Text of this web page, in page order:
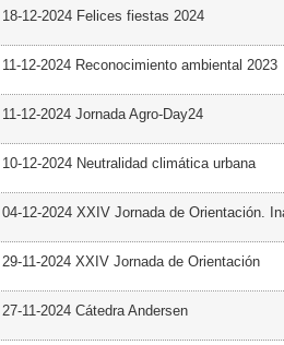
18-12-2024 Felices fiestas 2024
11-12-2024 Reconocimiento ambiental 2023
11-12-2024 Jornada Agro-Day24
10-12-2024 Neutralidad climática urbana
04-12-2024 XXIV Jornada de Orientación.
29-11-2024 XXIV Jornada de Orientación
27-11-2024 Cátedra Andersen